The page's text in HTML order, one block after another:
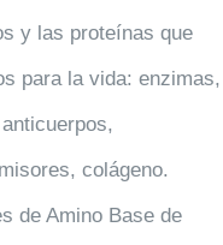
y las proteínas que
para la vida: enzimas,
colágeno.
de Amino Base de